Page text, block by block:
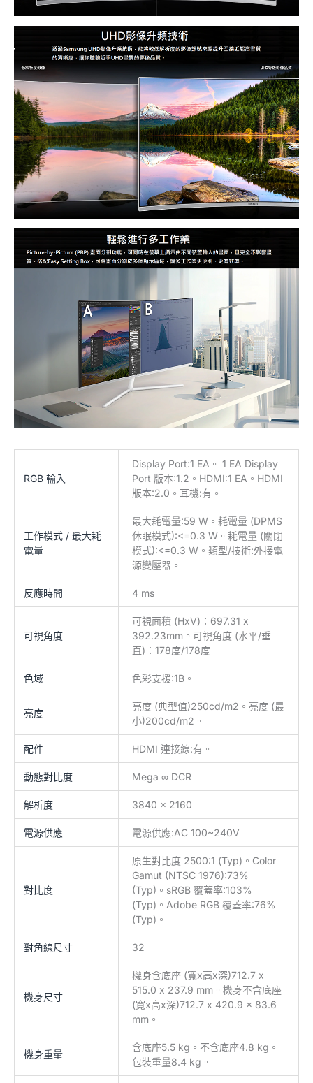
RGB 輸入
Display Port:1 EA。 1 EA Display
Port 版本:1.2。HDMI:1 EA。HDMI
版本:2.0。耳機:有。
工作模式 / 最大耗
電量
最大耗電量:59 W。耗電量 (DPMS
休眠模式):<=0.3 W。耗電量 (關閉
模式):<=0.3 W。類型/技術:外接電
源變壓器。
反應時間 4 ms
可視角度
可視面積 (HxV)：697.31 x
392.23mm。可視角度 (水平/垂
直)：178度/178度
色域 色彩支援:1B。
亮度
亮度 (典型值)250cd/m2。亮度 (最
小)200cd/m2。
配件 HDMI 連接線:有。
動態對比度 Mega ∞ DCR
解析度 3840 x 2160
電源供應 電源供應:AC 100~240V
對比度
原生對比度 2500:1 (Typ)。Color
Gamut (NTSC 1976):73%
(Typ)。sRGB 覆蓋率:103%
(Typ)。Adobe RGB 覆蓋率:76%
(Typ)。
對角線尺寸 32
機身尺寸
機身含底座 (寬x高x深)712.7 x
515.0 x 237.9 mm。機身不含底座
(寬x高x深)712.7 x 420.9 x 83.6
mm。
機身重量
含底座5.5 kg。不含底座4.8 kg。
包裝重量8.4 kg。